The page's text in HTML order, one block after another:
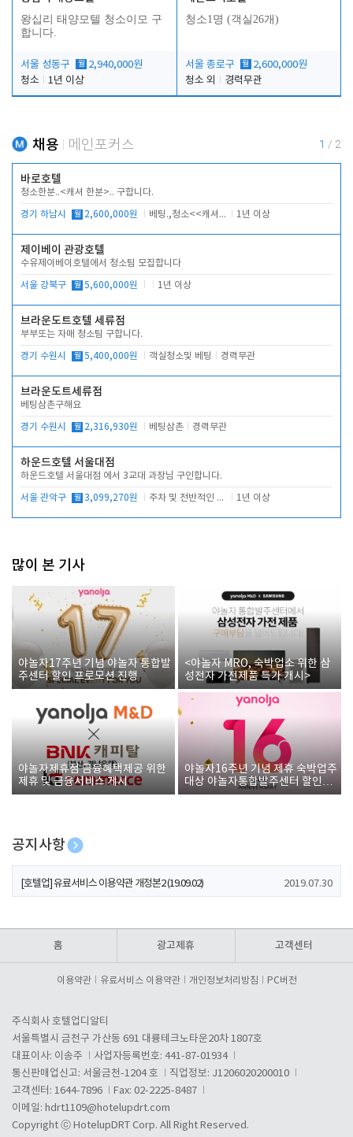
왕십리 태양모텔 청소이모 구
합니다.
서울 성동구 월 2,940,000원
청소
1년 이상
청소1명 (객실26개)
서울 종로구 월 2,600,000원
청소 외
경력무관
채용 메인포커스 1 / 2
바로호텔
청소한분..<캐셔 한분>.. 구합니다.
경기 하남시 월 2,600,000원 베팅.,청소<<캐셔 모셔봅니다. 1년 이상
제이베이 관광호텔
수유제이베이호텔에서 청소팀 모집합니다
서울 강북구 월 5,600,000원 1년 이상
브라운도트호텔 세류점
부부또는 자매 청소팀 구합니다.
경기 수원시 월 5,400,000원 객실청소및 베팅 경력무관
브라운도트세류점
베팅삼촌구해요
경기 수원시 월 2,316,930원 베팅삼촌 경력무관
하운드호텔 서울대점
하운드호텔 서울대점 에서 3교대 과장님 구인합니다.
서울 관악구 월 3,099,270원 주차 및 전반적인 당번업무 1년 이상
많이 본 기사
야놀자17주년 기념 야놀자 통합발
주센터 할인 프로모션 진행
<야놀자 MRO, 숙박업소 위한 삼
성전자 가전제품 특가 개시>
야놀자제휴점 금융혜택제공 위한
제휴 및 금융서비스 게시
야놀자16주년 기념 제휴 숙박업주
대상 야놀자통합발주센터 할인쿠
폰 증정
공지사항
[호텔업] 개인정보 처리방침 개정본1 (19.09.02)
[호텔업] 유료서비스 이용약관 개정본2 (19.09.02) 2019.07.30
홈 광고제휴 고객센터
이용약관 유료서비스 이용약관 개인정보처리방침 PC버전
주식회사 호텔업디알티
서울특별시 금천구 가산동 691 대륭테크노타운20차 1807호
대표이사: 이송주
사업자등록번호: 441-87-01934
통신판매업신고: 서울금천-1204 호
직업정보: J1206020200010
고객센터: 1644-7896
Fax: 02-2225-8487
이메일: hdrt1109@hotelupdrt.com
Copyright ⓒ HotelupDRT Corp. All Right Reserved.